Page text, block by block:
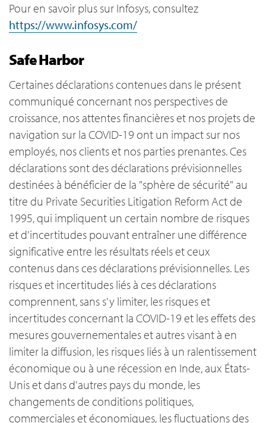
Pour en savoir plus sur Infosys, consultez
https://www.infosys.com/
Safe Harbor
Certaines déclarations contenues dans le présent
communiqué concernant nos perspectives de
croissance, nos attentes financières et nos projets de
navigation sur la COVID-19 ont un impact sur nos
employés, nos clients et nos parties prenantes. Ces
déclarations sont des déclarations prévisionnelles
destinées à bénéficier de la "sphère de sécurité" au
titre du Private Securities Litigation Reform Act de
1995, qui impliquent un certain nombre de risques
et d'incertitudes pouvant entraîner une différence
significative entre les résultats réels et ceux
contenus dans ces déclarations prévisionnelles. Les
risques et incertitudes liés à ces déclarations
comprennent, sans s'y limiter, les risques et
incertitudes concernant la COVID-19 et les effets des
mesures gouvernementales et autres visant à en
limiter la diffusion, les risques liés à un ralentissement
économique ou à une récession en Inde, aux États-
Unis et dans d'autres pays du monde, les
changements de conditions politiques,
commerciales et économiques, les fluctuations des